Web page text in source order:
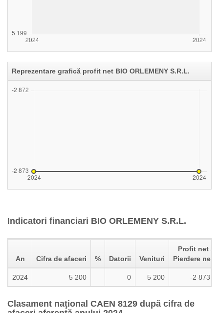
Reprezentare grafică profit net BIO ORLEMENY S.R.L.
Indicatori financiari BIO ORLEMENY S.R.L.
An Cifra de afaceri % Datorii Venituri
Profit net /
Pierdere neta
2024 5 200 0 5 200 -2 873
Clasament naţional CAEN 8129 după cifra de